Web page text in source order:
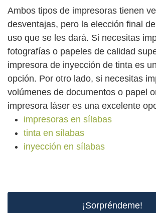
Ambos tipos de impresoras tienen
desventajas, pero la elección final
uso que se les dará. Si necesitas
fotografías o papeles de calidad
impresora de inyección de tinta es
opción. Por otro lado, si necesitas
volúmenes de documentos o papel
impresora láser es una excelente
impresoras en sílabas
tinta en sílabas
inyección en sílabas
¡Sorpréndeme!